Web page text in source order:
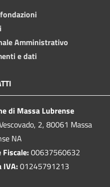
Amministrativo
e dati
di Massa Lubrense
2, 80061 Massa
NA
Fiscale:00637560632
IVA:01245791213